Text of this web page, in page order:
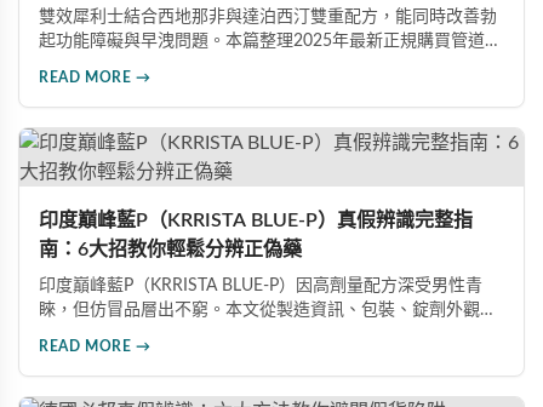
雙效犀利士結合西地那非與達泊西汀雙重配方，能同時改善勃
起功能障礙與早洩問題。本篇整理2025年最新正規購買管道、
READ MORE →
印度巔峰藍P（KRRISTA BLUE-P）真假辨識完整指
南：6大招教你輕鬆分辨正偽藥
印度巔峰藍P（KRRISTA BLUE-P）因高劑量配方深受男性青
睞，但仿冒品層出不窮。本文從製造資訊、包裝、錠劑外觀、
READ MORE →